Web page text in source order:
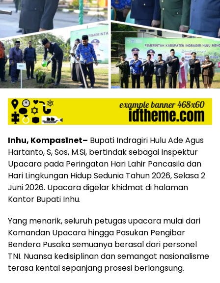
Inhu, Kompas1net– Bupati Indragiri Hulu Ade Agus
Hartanto, S, Sos, M.Si, bertindak sebagai Inspektur
Upacara pada Peringatan Hari Lahir Pancasila dan
Hari Lingkungan Hidup Sedunia Tahun 2026, Selasa 2
Juni 2026. Upacara digelar khidmat di halaman
Kantor Bupati Inhu.
Yang menarik, seluruh petugas upacara mulai dari
Komandan Upacara hingga Pasukan Pengibar
Bendera Pusaka semuanya berasal dari personel
TNI. Nuansa kedisiplinan dan semangat nasionalisme
terasa kental sepanjang prosesi berlangsung.